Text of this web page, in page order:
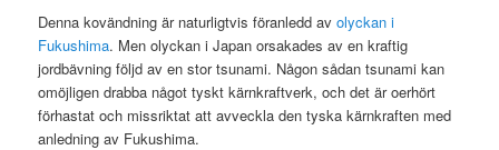
Denna kovändning är naturligtvis föranledd avolyckan i
Fukushima. Men olyckan i Japan orsakades av en kraftig
jordbävning följd av en stor tsunami. Någon sådan tsunami kan
omöjligen drabba något tyskt kärnkraftverk, och det är oerhört
förhastat och missriktat att avveckla den tyska kärnkraften med
anledning av Fukushima.